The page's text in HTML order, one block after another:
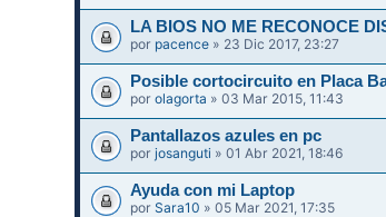
LA BIOS NO ME RECONOCE
por pacence » 23 Dic 2017, 23:27
Posible cortocircuito en Placa
porolagorta » 03 Mar 2015, 11:43
Pantallazos azules en pc
porjosanguti » 01 Abr 2021, 18:46
Ayuda con mi Laptop
porSara10 » 05 Mar 2021, 17:35